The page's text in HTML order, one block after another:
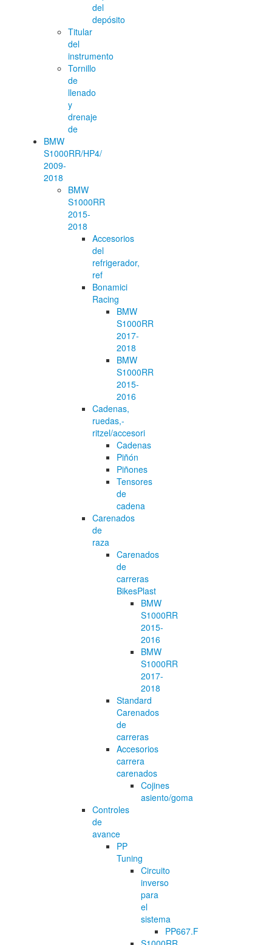
del
depósito
Titular
del
instrumento
Tornillo
de
llenado
y
drenaje
de
BMW
S1000RR/HP4/
2009-
2018
BMW
S1000RR
2015-
2018
Accesorios
del
refrigerador,
ref
Bonamici
Racing
BMW
S1000RR
2017-
2018
BMW
S1000RR
2015-
2016
Cadenas,
ruedas,-
ritzel/accesori
Cadenas
Piñón
Piñones
Tensores
de
cadena
Carenados
de
raza
Carenados
de
carreras
BikesPlast
BMW
S1000RR
2015-
2016
BMW
S1000RR
2017-
2018
Standard
Carenados
de
carreras
Accesorios
carrera
carenados
Cojines
asiento/goma
Controles
de
avance
PP
Tuning
Circuito
inverso
para
el
sistema
PP667.F